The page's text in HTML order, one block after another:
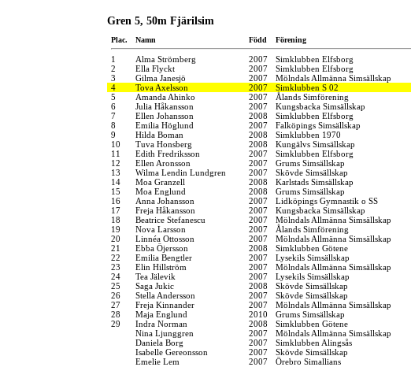
Gren 5, 50m Fjärilsim
Plac. Namn Född Förening
1 Alma Strömberg 2007 Simklubben Elfsborg
2
Ella Flyckt 2007 Simklubben Elfsborg
3
Gilma Janesjö 2007 Mölndals Allmänna Simsällskap
4
Tova Axelsson 2007 Simklubben S 02
5
Amanda Ahinko 2007 Ålands Simförening
6
Julia Håkansson 2007 Kungsbacka Simsällskap
7
Ellen Johansson 2008 Simklubben Elfsborg
8
Emilia Höglund 2007 Falköpings Simsällskap
9
Hilda Boman 2008 Simklubben 1970
10
Tuva Honsberg 2008 Kungälvs Simsällskap
11
Edith Fredriksson 2007 Simklubben Elfsborg
12
Ellen Aronsson 2007 Grums Simsällskap
13
Wilma Lendin Lundgren 2007 Skövde Simsällskap
14
Moa Granzell 2008 Karlstads Simsällskap
15
Moa Englund 2008 Grums Simsällskap
16
Anna Johansson 2007 Lidköpings Gymnastik o SS
17
Freja Håkansson 2007 Kungsbacka Simsällskap
18
Beatrice Stefanescu 2007 Mölndals Allmänna Simsällskap
19
Nova Larsson 2007 Ålands Simförening
20
Linnéa Ottosson 2007 Mölndals Allmänna Simsällskap
21
Ebba Öjersson 2008 Simklubben Götene
22
Emilia Bengtler 2007 Lysekils Simsällskap
23
Elin Hillström 2007 Mölndals Allmänna Simsällskap
24
Tea Jälevik 2007 Lysekils Simsällskap
25
Saga Jukic 2008 Skövde Simsällskap
26
Stella Andersson 2007 Skövde Simsällskap
27
Freja Kinnander 2007 Mölndals Allmänna Simsällskap
28
Maja Englund 2010 Grums Simsällskap
29
Indra Norman 2008 Simklubben Götene
Nina Ljunggren
2007 Mölndals Allmänna Simsällskap
Daniela Borg
2007 Simklubben Alingsås
Isabelle Gereonsson
2007 Skövde Simsällskap
Emelie Lem
2007 Örebro Simallians